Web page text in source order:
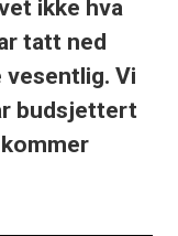
ikke hva
tatt ned
Vi
budsjettert